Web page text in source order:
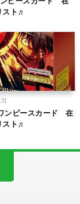
スト♬
ピースカード 在
スト♬